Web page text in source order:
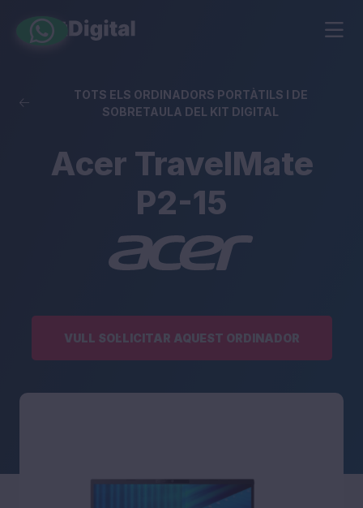
TOTS ELS ORDINADORS PORTÀTILS I DE
SOBRETAULA DEL KIT DIGITAL
Acer TravelMate
P2-15
VULL SOL·LICITAR AQUEST ORDINADOR